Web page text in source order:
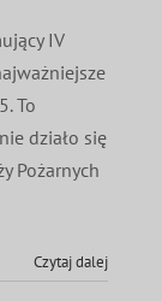
IV
To
działo się
Pożarnych
Czytaj dalej